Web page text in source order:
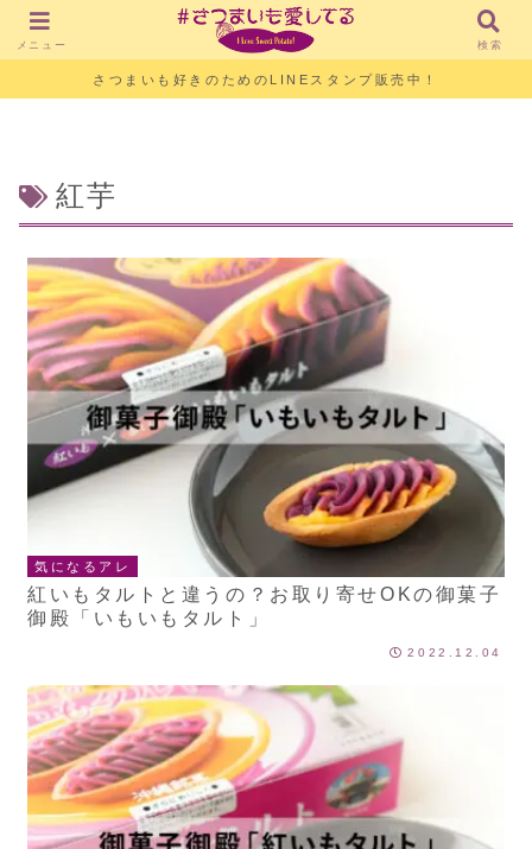
さつまいも好きのためのLINEスタンプ販売中！
紅芋
気になるアレ
紅いもタルトと違うの？お取り寄せOKの御菓子
御殿「いもいもタルト」
2022.12.04
メニュー 検索